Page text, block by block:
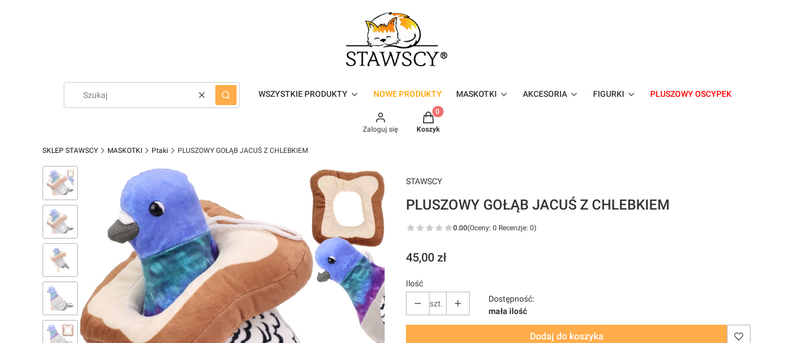
WyczyśćSzukaj
WSZYSTKIE PRODUKTY NOWE PRODUKTY MASKOTKI AKCESORIA FIGURKI PLUSZOWY OSCYPEK
Zaloguj się
Produkty w koszyku: 0. Zobacz szczegóły
Koszyk
SKLEP STAWSCY MASKOTKI Ptaki PLUSZOWY GOŁĄB JACUŚ Z CHLEBKIEM
STAWSCY
PLUSZOWY GOŁĄB JACUŚ Z CHLEBKIEM
0.00(Oceny: 0 Recenzje: 0)
Cena
45,00 zł
Ilość
szt.
Dostępność:
mała ilość
Dodaj do koszyka